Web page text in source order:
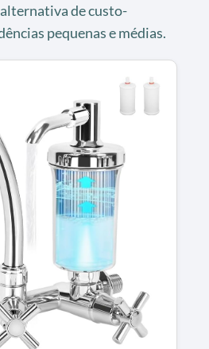
de custo-
pequenas e médias.